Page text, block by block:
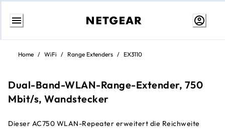
Weiter
InhaltHome / WiFi / Range Extenders / EX3110
Dual-Band-WLAN-Range-Extender, 750
Mbit/s, Wandstecker
Dieser AC750 WLAN-Repeater erweitert die Reichweite